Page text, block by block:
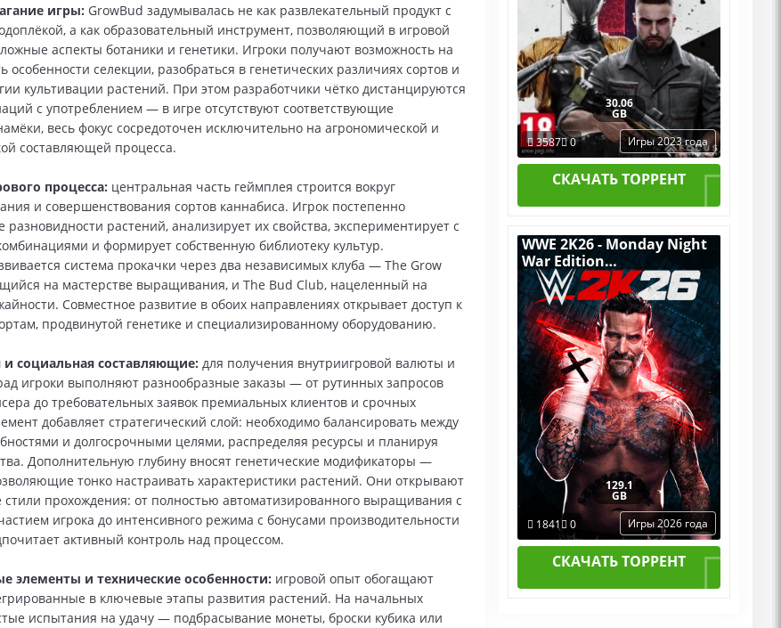
игры: GrowBud задумывалась не как развлекательный продукт с
а как образовательный инструмент, позволяющий в игровой
аспекты ботаники и генетики. Игроки получают возможность на
особенности селекции, разобраться в генетических различиях сортов и
культивации растений. При этом разработчики чётко дистанцируются
с употреблением — в игре отсутствуют соответствующие
весь фокус сосредоточен исключительно на агрономической и
составляющей процесса.
процесса: центральная часть геймплея строится вокруг
и совершенствования сортов каннабиса. Игрок постепенно
разновидности растений, анализирует их свойства, экспериментирует с
и формирует собственную библиотеку культур.
система прокачки через два независимых клуба — The Grow
на мастерстве выращивания, и The Bud Club, нацеленный на
Совместное развитие в обоих направлениях открывает доступ к
продвинутой генетике и специализированному оборудованию.
социальная составляющие: для получения внутриигровой валюты и
игроки выполняют разнообразные заказы — от рутинных запросов
до требовательных заявок премиальных клиентов и срочных
добавляет стратегический слой: необходимо балансировать между
и долгосрочными целями, распределяя ресурсы и планируя
Дополнительную глубину вносят генетические модификаторы —
тонко настраивать характеристики растений. Они открывают
прохождения: от полностью автоматизированного выращивания с
игрока до интенсивного режима с бонусами производительности
активный контроль над процессом.
элементы и технические особенности: игровой опыт обогащают
в ключевые этапы развития растений. На начальных
испытания на удачу — подбрасывание монеты, броски кубика или
30.06
GB
3587 0 Игры 2023 года
СКАЧАТЬ ТОРРЕНТ
WWE 2K26 - Monday Night
War Edition
v.Build 22424910
[RUS|ENG] (2026) PC
Пиратка Portable + All
DLCs
129.1
GB
1841
0 Игры 2026 года
СКАЧАТЬ ТОРРЕНТ